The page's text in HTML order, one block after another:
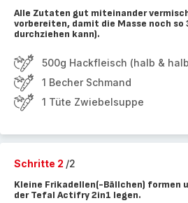
Alle Zutaten gut miteinander
vorbereiten, damit die Masse noch so
durchziehen kann).
500g Hackfleisch (halb &
1 Becher Schmand
1 Tüte Zwiebelsuppe
Schritte 2 /2
Kleine Frikadellen(-Bällchen) formen
der Tefal Actifry 2in1 legen.